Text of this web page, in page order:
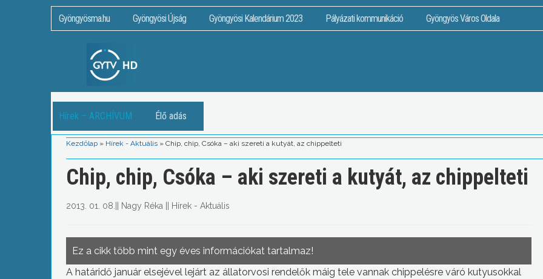
Gyöngyösma.hu Gyöngyösi Újság Gyöngyösi Kalendárium 2023 Pályázati kommunikáció Gyöngyös Város Oldala
Hírek – ARCHÍVUM Élő adás
Kezdőlap » Hírek - Aktuális » Chip, chip, Csóka – aki szereti a kutyát, az chippelteti
Chip, chip, Csóka – aki szereti a kutyát, az chippelteti
2013. 01. 08. Nagy Réka Hírek - Aktuális
Ez a cikk több mint egy éves információkat tartalmaz!
A határidő január elsejével lejárt az állatorvosi rendelők máig tele vannak chippelésre váró kutyusokkal